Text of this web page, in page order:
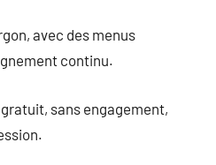
avec des menus
continu.
gratuit, sans engagement,